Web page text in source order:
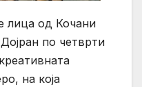
лица од Кочани
по четврти
на која